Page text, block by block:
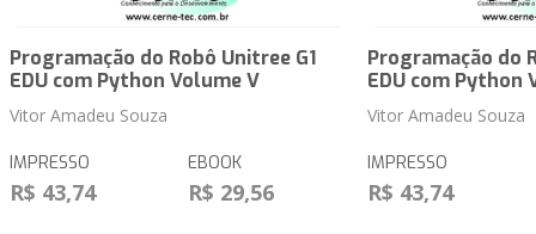
Programação do Robô Unitree G1
EDU com Python Volume V
Vitor Amadeu Souza
IMPRESSO
R$ 43,74
EBOOK
R$ 29,56
Programação do
EDU com Python
Vitor Amadeu Souza
IMPRESSO
R$ 43,74